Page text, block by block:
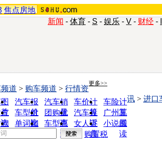
焦点房地
新闻 - 体育 - S - 娱乐 - V - 财经 -
更多>>
片
汽车报
价
汽车销
量
车价计
算
车险计
算
询
车型对
比
团购优
惠
汽车投
诉
广州车
展
赏
单词翻
车型查
询
女人宝
典
小说阅
读
道 > 购车频道 > 行情资
讯 > 进口
购置税